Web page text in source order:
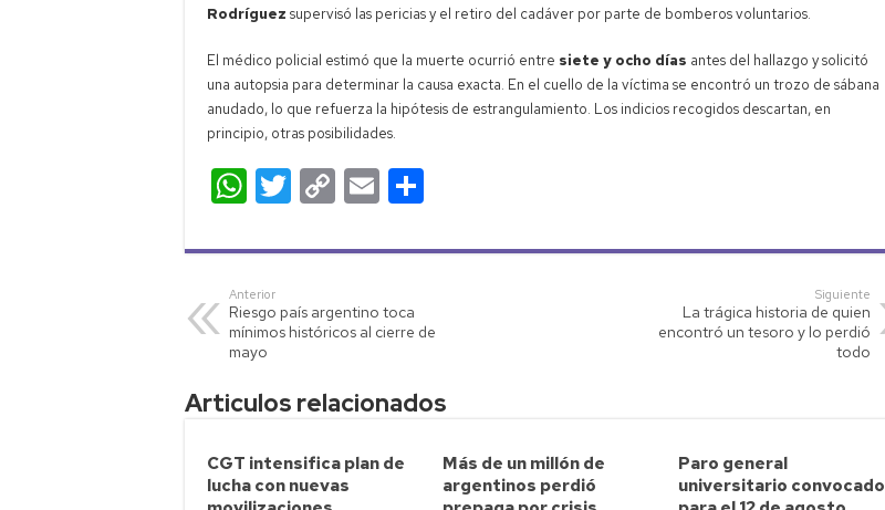
Rodríguez supervisó las pericias y el retiro del cadáver por parte de bomberos voluntarios.
El médico policial estimó que la muerte ocurrió entre siete y ocho días antes del hallazgo y solicitó
una autopsia para determinar la causa exacta. En el cuello de la víctima se encontró un trozo de sábana
anudado, lo que refuerza la hipótesis de estrangulamiento. Los indicios recogidos descartan, en
principio, otras posibilidades.
W
h
at
s
A
p
p
T
wi
tt
C
o
p
Li
E
m
ail m
ar
Anterior
Riesgo país argentino toca
mínimos históricos al cierre de
mayo
Siguiente
La trágica historia de quien
encontró un tesoro y lo perdió
todo
Articulos relacionados
CGT intensifica plan de
lucha con nuevas
Más de un millón de
argentinos perdió
Paro general
universitario convocado